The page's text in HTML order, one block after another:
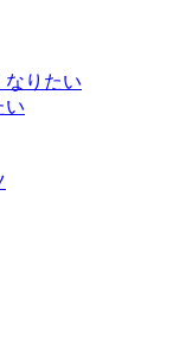
なりたい
い